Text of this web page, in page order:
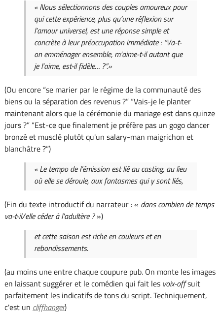
« Nous sélectionnons des couples amoureux pour
qui cette expérience, plus qu’une réflexion sur
l’amour universel, est une réponse simple et
concrète à leur préoccupation immédiate : “Va-t-
on emménager ensemble, m’aime-t-il autant que
je l’aime, est-il fidèle… ?”.»
(Ou encore “se marier par le régime de la communauté des
biens ou la séparation des revenus ?” “Vais-je le planter
maintenant alors que la cérémonie du mariage est dans quinze
jours ?” “Est-ce que finalement je préfère pas un gogo dancer
bronzé et musclé plutôt qu'un salary-man maigrichon et
blanchâtre ?”)
« Le tempo de l’émission est lié au casting, au lieu
où elle se déroule, aux fantasmes qui y sont liés,
(Fin du texte introductif du narrateur : « dans combien de temps
va-t-il/elle céder à l'adultère ?»)
et cette saison est riche en couleurs et en
rebondissements.
(au moins une entre chaque coupure pub. On monte les images
en laissant suggérer et le comédien qui fait les voix-offsuit
parfaitement les indicatifs de tons du script. Techniquement,
c'est un cliffhanger)